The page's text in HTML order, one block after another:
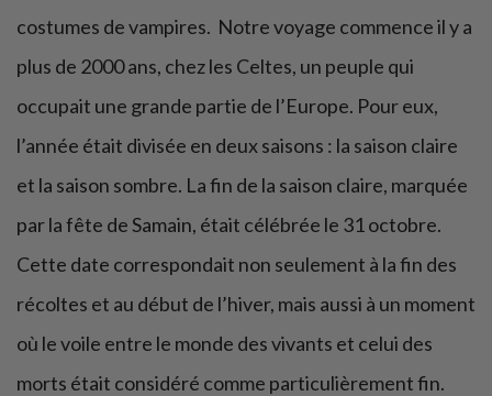
costumes de vampires. Notre voyage commence il y a
plus de 2000 ans, chez les Celtes, un peuple qui
occupait une grande partie de l’Europe. Pour eux,
l’année était divisée en deux saisons : la saison claire
et la saison sombre. La fin de la saison claire, marquée
par la fête de Samain, était célébrée le 31 octobre.
Cette date correspondait non seulement à la fin des
récoltes et au début de l’hiver, mais aussi à un moment
où le voile entre le monde des vivants et celui des
morts était considéré comme particulièrement fin.